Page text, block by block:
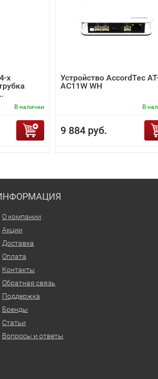
х
В наличии
Устройство AccordTec
AC11W WH
В
9 884 руб.
О компании
Акции
Доставка
Оплата
Контакты
Обратная связь
Поддержка
Бренды
Статьи
Вопросы и ответы